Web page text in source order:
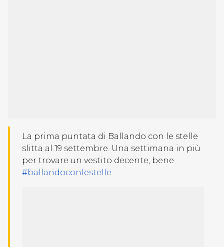
La prima puntata di Ballando con le stelle
slitta al 19 settembre. Una settimana in più
per trovare un vestito decente, bene.
#ballandoconlestelle